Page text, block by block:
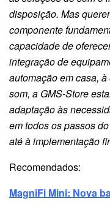
disposição. Mas
componente
capacidade de
integração de
automação em casa,
som, a GMS-Store
adaptação às
em todos os passos
até à implementação
Recomendados:
MagniFi Mini: Nova